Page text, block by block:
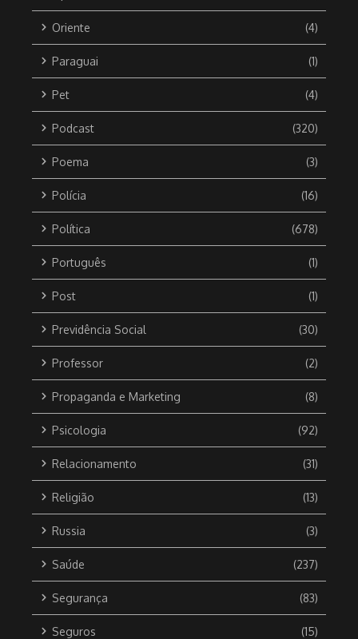
Oriente (4)
Paraguai (1)
Pet (4)
Podcast (320)
Poema (3)
Polícia (16)
Política (678)
Português (1)
Post (1)
Previdência Social (30)
Professor (2)
Propaganda e Marketing (8)
Psicologia (92)
Relacionamento (31)
Religião (13)
Russia (3)
Saúde (237)
Segurança (83)
Seguros (15)